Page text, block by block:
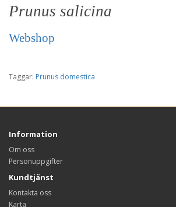
Prunus salicina
Webshop
Taggar: Prunus domestica
Information
Om oss
Personuppgifter
Kundtjänst
Kontakta oss
Karta